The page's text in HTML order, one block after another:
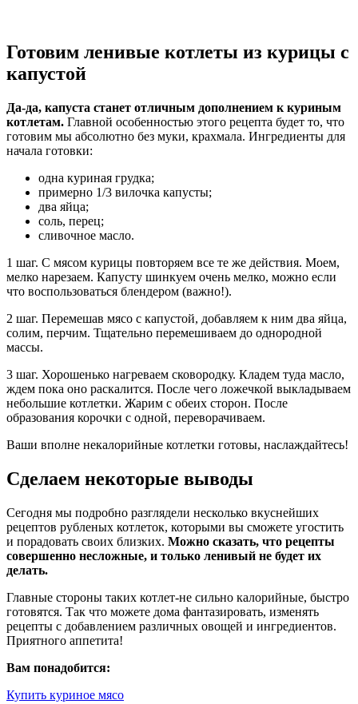
Готовим ленивые котлеты из курицы с
капустой
Да-да, капуста станет отличным дополнением к куриным
котлетам. Главной особенностью этого рецепта будет то, что
готовим мы абсолютно без муки, крахмала. Ингредиенты для
начала готовки:
одна куриная грудка;
примерно 1/3 вилочка капусты;
два яйца;
соль, перец;
сливочное масло.
1 шаг. С мясом курицы повторяем все те же действия. Моем,
мелко нарезаем. Капусту шинкуем очень мелко, можно если
что воспользоваться блендером (важно!).
2 шаг. Перемешав мясо с капустой, добавляем к ним два яйца,
солим, перчим. Тщательно перемешиваем до однородной
массы.
3 шаг. Хорошенько нагреваем сковородку. Кладем туда масло,
ждем пока оно раскалится. После чего ложечкой выкладываем
небольшие котлетки. Жарим с обеих сторон. После
образования корочки с одной, переворачиваем.
Ваши вполне некалорийные котлетки готовы, наслаждайтесь!
Сделаем некоторые выводы
Сегодня мы подробно разглядели несколько вкуснейших
рецептов рубленых котлеток, которыми вы сможете угостить
и порадовать своих близких. Можно сказать, что рецепты
совершенно несложные, и только ленивый не будет их
делать.
Главные стороны таких котлет-не сильно калорийные, быстро
готовятся. Так что можете дома фантазировать, изменять
рецепты с добавлением различных овощей и ингредиентов.
Приятного аппетита!
Вам понадобится:
Купить куриное мясо